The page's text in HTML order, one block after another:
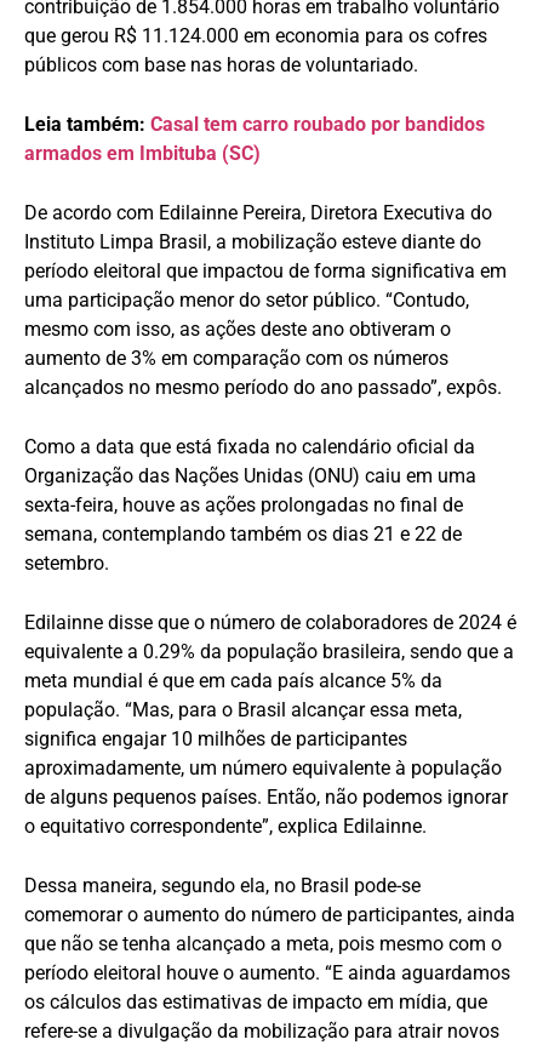
contribuição de 1.854.000 horas em trabalho voluntário
que gerou R$ 11.124.000 em economia para os cofres
públicos com base nas horas de voluntariado.
Leia também: Casal tem carro roubado por bandidos
armados em Imbituba (SC)
De acordo com Edilainne Pereira, Diretora Executiva do
Instituto Limpa Brasil, a mobilização esteve diante do
período eleitoral que impactou de forma significativa em
uma participação menor do setor público. “Contudo,
mesmo com isso, as ações deste ano obtiveram o
aumento de 3% em comparação com os números
alcançados no mesmo período do ano passado”, expôs.
Como a data que está fixada no calendário oficial da
Organização das Nações Unidas (ONU) caiu em uma
sexta-feira, houve as ações prolongadas no final de
semana, contemplando também os dias 21 e 22 de
setembro.
Edilainne disse que o número de colaboradores de 2024 é
equivalente a 0.29% da população brasileira, sendo que a
meta mundial é que em cada país alcance 5% da
população. “Mas, para o Brasil alcançar essa meta,
significa engajar 10 milhões de participantes
aproximadamente, um número equivalente à população
de alguns pequenos países. Então, não podemos ignorar
o equitativo correspondente”, explica Edilainne.
Dessa maneira, segundo ela, no Brasil pode-se
comemorar o aumento do número de participantes, ainda
que não se tenha alcançado a meta, pois mesmo com o
período eleitoral houve o aumento. “E ainda aguardamos
os cálculos das estimativas de impacto em mídia, que
refere-se a divulgação da mobilização para atrair novos